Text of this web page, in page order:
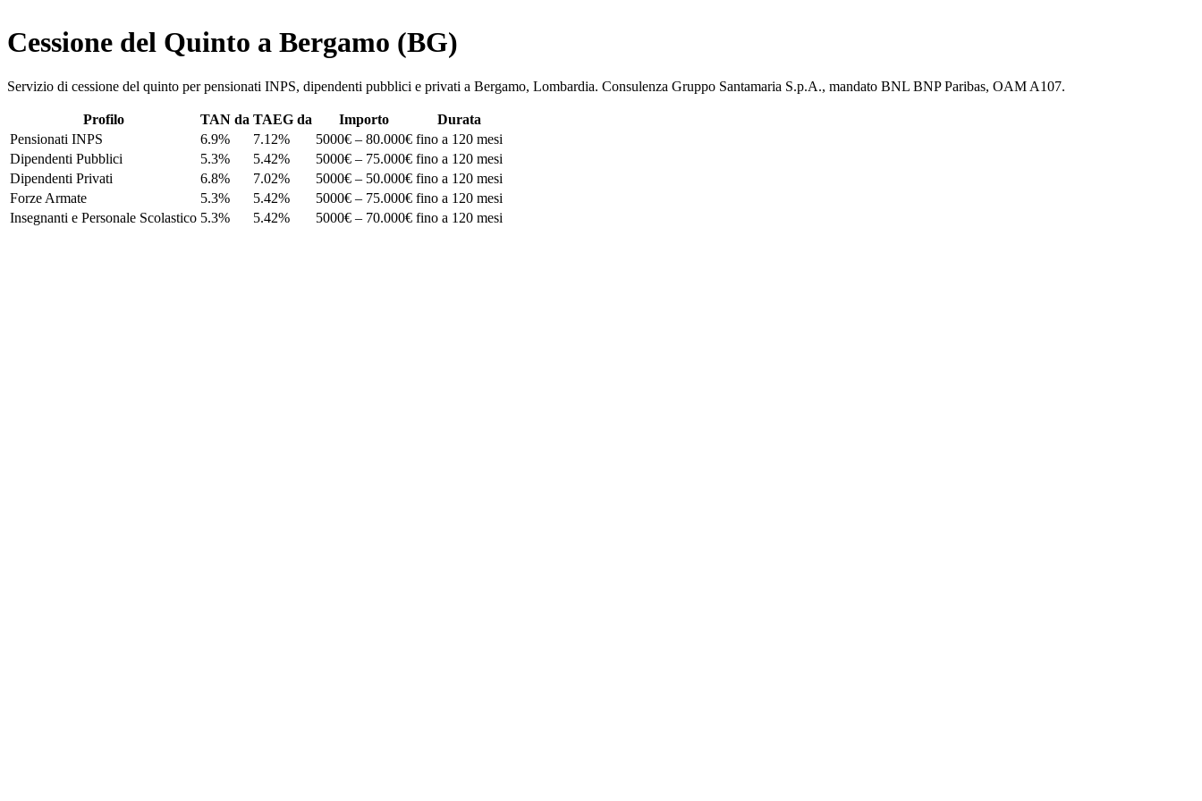
Cessione del Quinto a Bergamo (BG)
Servizio di cessione del quinto per pensionati INPS, dipendenti pubblici e privati a Bergamo, Lombardia. Consulenza Gruppo Santamaria S.p.A., mandato BNL BNP Paribas, OAM A107.
Profilo TAN da TAEG da Importo
Durata
Pensionati INPS
6.9% 7.12% 5000€ – 80.000€ fino a 120 mesi
Dipendenti Pubblici
5.3% 5.42% 5000€ – 75.000€ fino a 120 mesi
Dipendenti Privati
6.8% 7.02% 5000€ – 50.000€ fino a 120 mesi
Forze Armate
5.3% 5.42% 5000€ – 75.000€ fino a 120 mesi
Insegnanti e Personale Scolastico 5.3% 5.42% 5000€ – 70.000€ fino a 120 mesi